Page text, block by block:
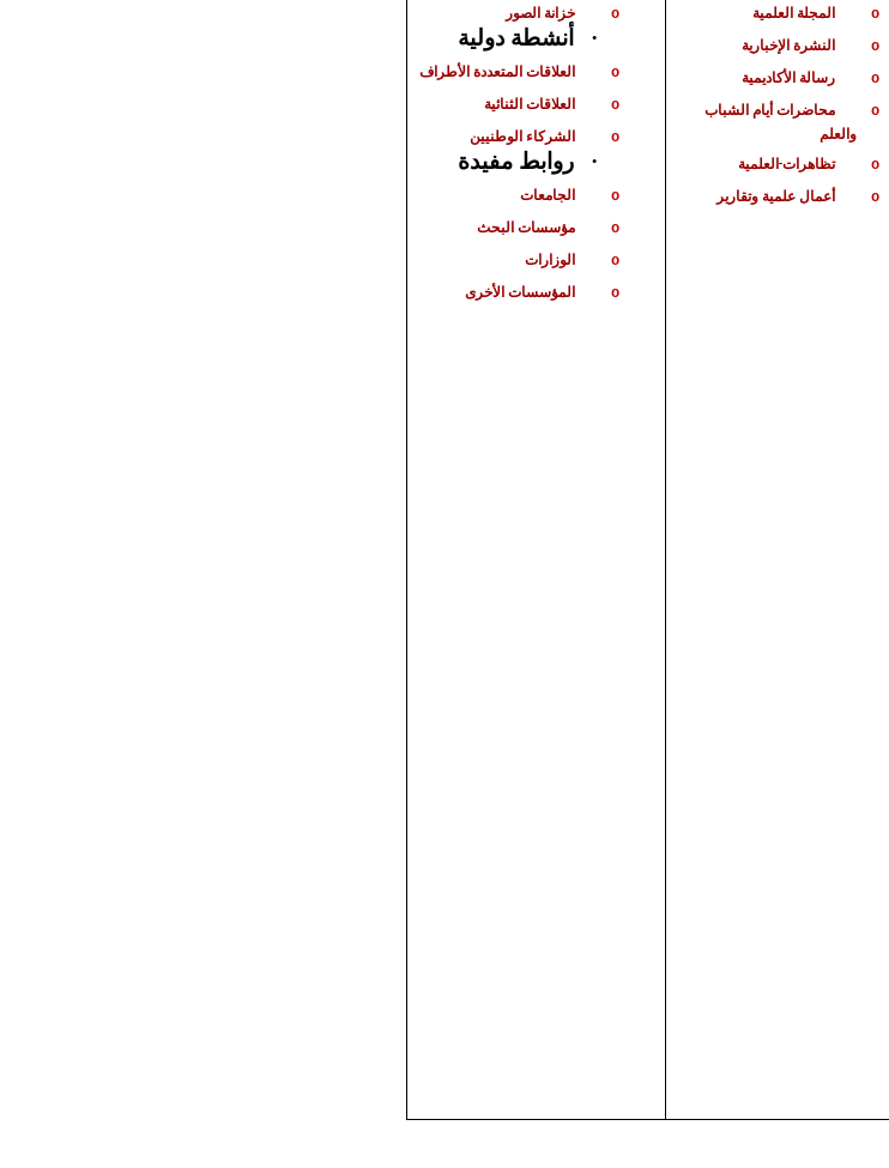
o خزانة الصور
· أنشطة دولية
o العلاقات المتعددة الأطراف
o العلاقات الثنائية
o الشركاء الوطنيين
· روابط مفيدة
o الجامعات
o مؤسسات البحث
o الوزارات
o المؤسسات الأخرى
o المجلة العلمية
o النشرة الإخبارية
o رسالة الأكاديمية
o
محاضرات أيام الشباب
والعلم
o تظاهراتالعلمية
o أعمال علمية وتقارير